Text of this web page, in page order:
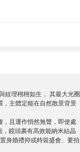
紋理栩栩如生， 其最大光圈
，主體定能在自然散景背景
，且運作悄然無聲，即使處
，鏡頭裹有高效能納米結晶
身婚禮抑或時裝盛會、要拍